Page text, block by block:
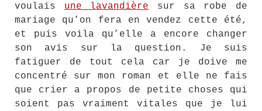
voulais une lavandière sur sa robe de
mariage qu’on fera en vendez cette été,
et puis voila qu’elle a encore changer
son avis sur la question. Je suis
fatiguer de tout cela car je doive me
concentré sur mon roman et elle ne fais
que crier a propos de petite choses qui
soient pas vraiment vitales que je lui